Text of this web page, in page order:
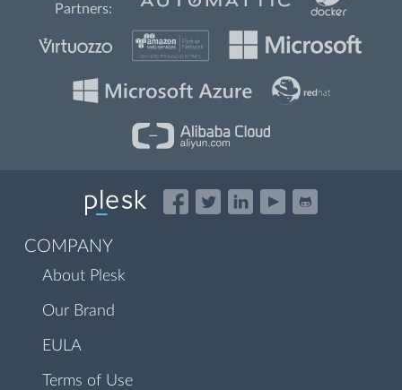
Partners:
COMPANY
About Plesk
Our Brand
EULA
Terms of Use